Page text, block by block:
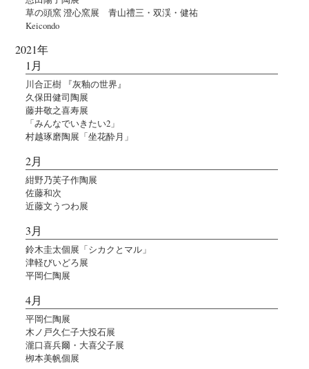
草の頭窯 澄心窯展 青山禮三・双渓・健祐
Keicondo
2021年
1月
川合正樹 『灰釉の世界』
久保田健司陶展
藤井敬之喜寿展
「みんなでいきたい2」
村越琢磨陶展「坐花酔月」
2月
紺野乃芙子作陶展
佐藤和次
近藤文うつわ展
3月
鈴木圭太個展「シカクとマル」
津軽びいどろ展
平岡仁陶展
4月
平岡仁陶展
木ノ戸久仁子大投石展
瀧口喜兵爾・大喜父子展
栁本美帆個展